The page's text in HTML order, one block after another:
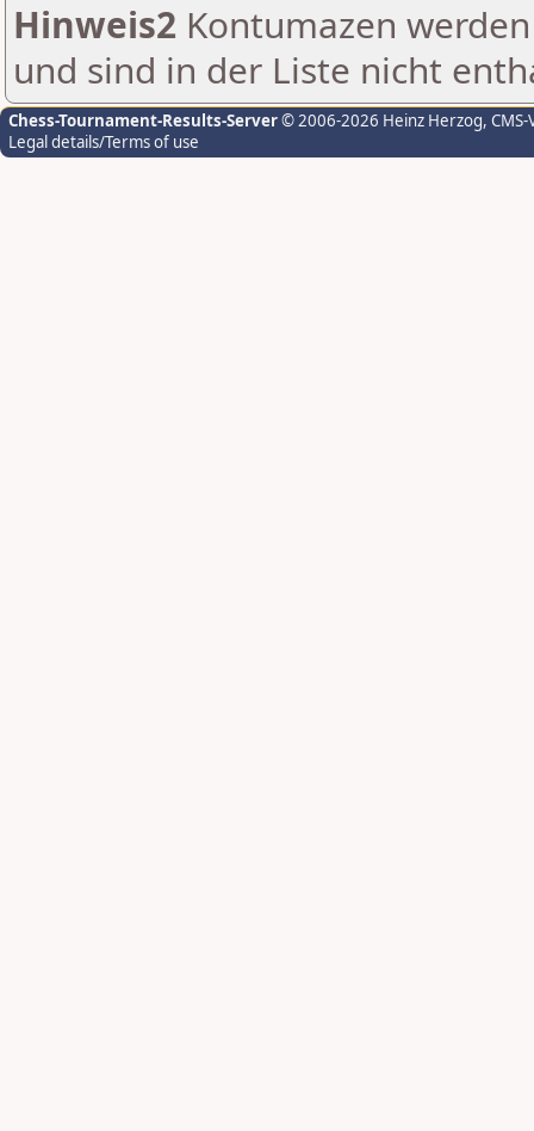
Hinweis2 Kontumazen
und sind in der Liste nicht
Chess-Tournament-Results-Server© 2006-2026 Heinz Herzog,
Legal details/Terms of use